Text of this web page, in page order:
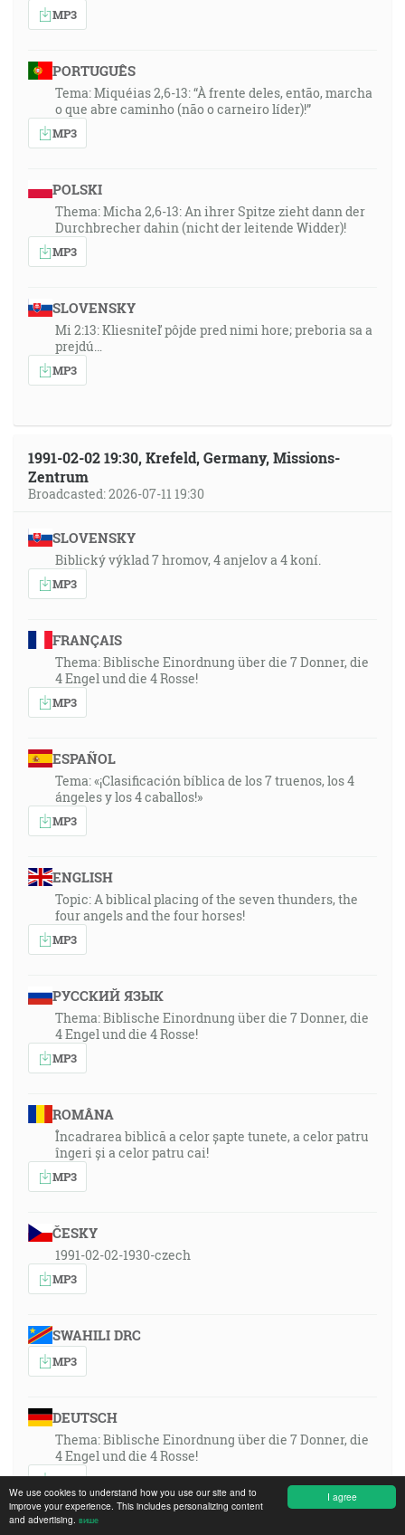
I agree
We use cookies to understand how you use our site and to
improve your experience. This includes personalizing content
and advertising. више
MP3
PORTUGUÊS
Tema: Miquéias 2,6-13: “À frente deles, então, marcha
o que abre caminho (não o carneiro líder)!”
MP3
POLSKI
Thema: Micha 2,6-13: An ihrer Spitze zieht dann der
Durchbrecher dahin (nicht der leitende Widder)!
MP3
SLOVENSKY
Mi 2:13: Kliesniteľ pôjde pred nimi hore; preboria sa a
prejdú…
MP3
1991-02-02 19:30, Krefeld, Germany, Missions-
Zentrum
Broadcasted: 2026-07-11 19:30
SLOVENSKY
Biblický výklad 7 hromov, 4 anjelov a 4 koní.
MP3
FRANÇAIS
Thema: Biblische Einordnung über die 7 Donner, die
4 Engel und die 4 Rosse!
MP3
ESPAÑOL
Tema: «¡Clasificación bíblica de los 7 truenos, los 4
ángeles y los 4 caballos!»
MP3
ENGLISH
Topic: A biblical placing of the seven thunders, the
four angels and the four horses!
MP3
РУССКИЙ ЯЗЫК
Thema: Biblische Einordnung über die 7 Donner, die
4 Engel und die 4 Rosse!
MP3
ROMÂNA
Încadrarea biblică a celor șapte tunete, a celor patru
îngeri și a celor patru cai!
MP3
ČESKY
1991-02-02-1930-czech
MP3
SWAHILI DRC
MP3
DEUTSCH
Thema: Biblische Einordnung über die 7 Donner, die
4 Engel und die 4 Rosse!
MP3